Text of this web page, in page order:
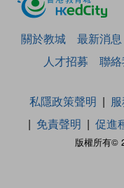
關於教城 最新消息
人才招募
聯
版權所有©
私隱政策聲明
免責聲明
促進